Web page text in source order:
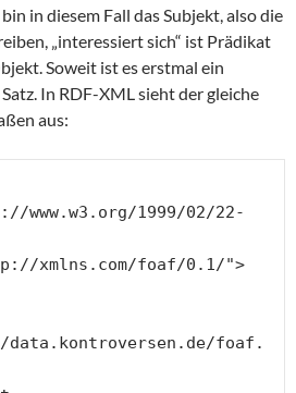
in diesem Fall das Subjekt, also die
„interessiert sich“ ist Prädikat
Soweit ist es erstmal ein
In RDF-XML sieht der gleiche
aus:
foaf.